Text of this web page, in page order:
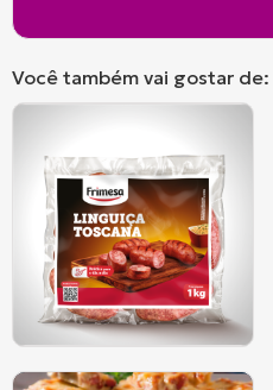
Você também vai gostar de: